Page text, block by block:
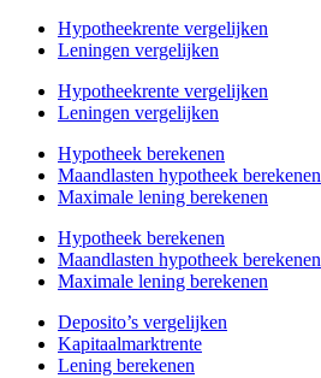
Hypotheekrente vergelijken
Leningen vergelijken
Hypotheekrente vergelijken
Leningen vergelijken
Hypotheek berekenen
Maandlasten hypotheek berekenen
Maximale lening berekenen
Hypotheek berekenen
Maandlasten hypotheek berekenen
Maximale lening berekenen
Deposito’s vergelijken
Kapitaalmarktrente
Lening berekenen